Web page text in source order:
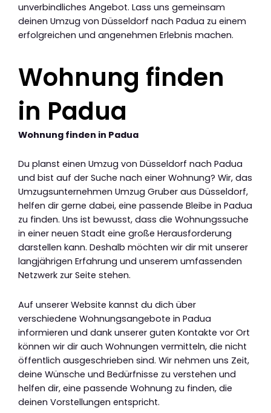
unverbindliches Angebot. Lass uns gemeinsam
deinen Umzug von Düsseldorf nach Padua zu einem
erfolgreichen und angenehmen Erlebnis machen.
Wohnung finden
in Padua
Wohnung finden in Padua
Du planst einen Umzug von Düsseldorf nach Padua
und bist auf der Suche nach einer Wohnung? Wir, das
Umzugsunternehmen Umzug Gruber aus Düsseldorf,
helfen dir gerne dabei, eine passende Bleibe in Padua
zu finden. Uns ist bewusst, dass die Wohnungssuche
in einer neuen Stadt eine große Herausforderung
darstellen kann. Deshalb möchten wir dir mit unserer
langjährigen Erfahrung und unserem umfassenden
Netzwerk zur Seite stehen.
Auf unserer Website kannst du dich über
verschiedene Wohnungsangebote in Padua
informieren und dank unserer guten Kontakte vor Ort
können wir dir auch Wohnungen vermitteln, die nicht
öffentlich ausgeschrieben sind. Wir nehmen uns Zeit,
deine Wünsche und Bedürfnisse zu verstehen und
helfen dir, eine passende Wohnung zu finden, die
deinen Vorstellungen entspricht.